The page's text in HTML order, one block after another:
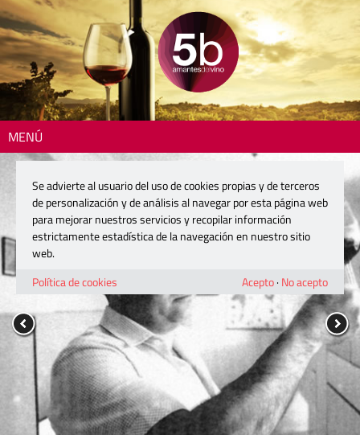
MENÚ
Se advierte al usuario del uso de cookies propias y de terceros
de personalización y de análisis al navegar por esta página web
para mejorar nuestros servicios y recopilar información
estrictamente estadística de la navegación en nuestro sitio
web.
Política de cookies
Acepto· No acepto